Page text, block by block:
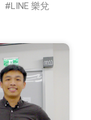
LINE 樂兌